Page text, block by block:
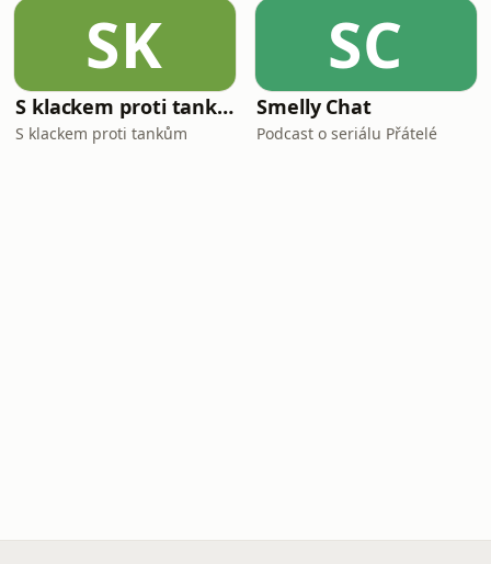
SK
S klackem proti tankům
S klackem proti tankům
SC
Smelly Chat
Podcast o seriálu Přátelé